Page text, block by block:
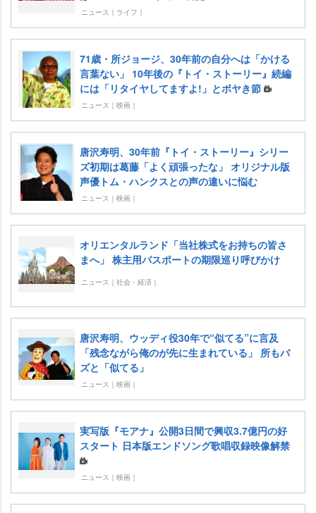
ニュース｜ライフ｜
71歳・所ジョージ、30年前の自分へは「かける
言葉ない」 10年後の『トイ・ストーリー』続編
には「リタイヤしてますよ!」とボヤき節
ニュース｜映画｜
唐沢寿明、30年前『トイ・ストーリー』シリー
ズ初期は葛藤「よく頑張ったな」 オリジナル版
声優トム・ハンクスとの声の違いに悩む
ニュース｜映画｜
オリエンタルランド「当社株式をお持ちの皆さ
まへ」 株主用パスポートの期限巡り呼びかけ
ニュース｜社会・経済｜
唐沢寿明、ウッディ役30年で“似てる”に言及
「残念ながら俺のが先に生まれている」 所もバ
ズと「似てる」
ニュース｜映画｜
実写版『モアナ』公開3日間で興収3.7億円の好
スタート 日本版エンドソング歌唱収録映像解禁
ニュース｜映画｜